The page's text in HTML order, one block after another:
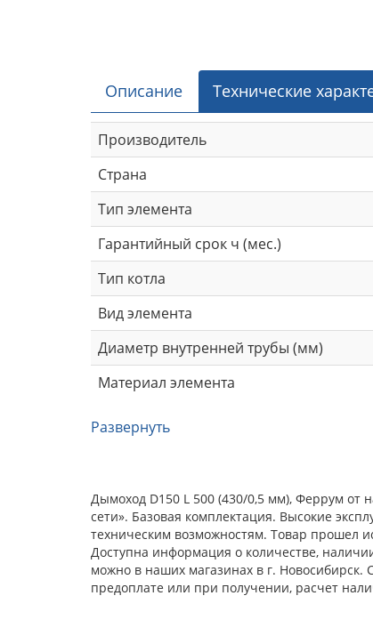
Описание Технические
Производитель
Страна
Тип элемента
Гарантийный срок ч (мес.)
Тип котла
Вид элемента
Диаметр внутренней трубы (мм)
Материал элемента
Развернуть
Дымоход D150 L 500 (430/0,5 мм), Феррум от
сети». Базовая комплектация. Высокие
техническим возможностям. Товар прошел
Доступна информация о количестве,
можно в наших магазинах в г.
предоплате или при получении, расчет